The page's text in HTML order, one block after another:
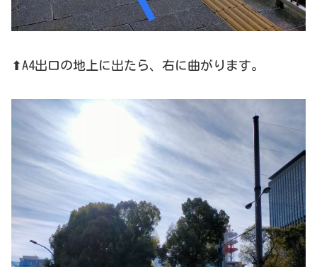
⬆A4出口の地上に出たら、右に曲がります。